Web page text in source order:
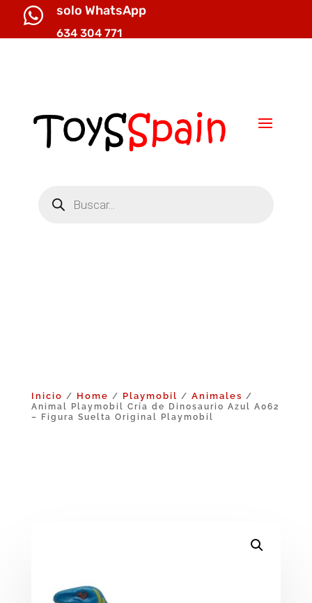
 solo WhatsApp
634 304 771
productos
Inicio / Home / Playmobil / Animales /
Animal Playmobil Cría de Dinosaurio Azul A062
– Figura Suelta Original Playmobil